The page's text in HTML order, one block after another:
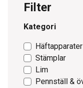
Filter
Kategori
Häftapparater
Stämplar
Lim
Pennställ &